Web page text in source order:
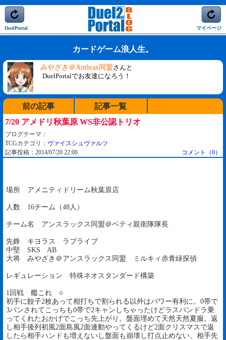
DuelPortal マイページ
カードゲーム浪人生。
みやざき＠Anthrax同盟さんと
DuelPortalでお友達になろう！
前の記事
記事一覧
7/20 アメドリ秋葉原 WS非公認トリオ
ブログテーマ：
TCGカテゴリ： ヴァイスシュヴァルツ
記事投稿：2014/07/20 22:00
コメント（0）
場所 アメニティドリーム秋葉原店
人数 16チーム（48人）
チーム名 アンスラックス同盟＠ベティ親衛隊隊長
先鋒 キヨラス ラブライブ
中堅 SKS AB
大将 みやざき＠アンスラックス同盟 ミルキィ赤青緑探偵
レギュレーション 特殊ネオスタンダード構築
1回戦 艦これ ○
初手に餃子2枚あって相打ちで割られる以外はパワー有利に。0帯で
3パンされてこっちも0帯で2キャンしちゃったけどラスパンドラ乗
ってくれたおかげでこっち先上がり。盤面埋めて天然天然夏服。返
し相手後列初風2面島風2面連動やってくるけど2面クリスマスで返
したら相手ハンドも増えないし盤面も崩壊し打点止めない。相手先